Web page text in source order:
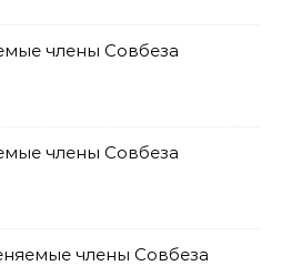
члены Совбеза
члены Совбеза
члены Совбеза